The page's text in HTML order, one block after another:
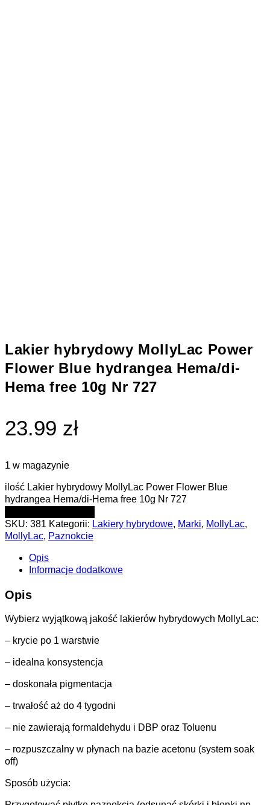
Lakier hybrydowy MollyLac Power
Flower Blue hydrangea Hema/di-
Hema free 10g Nr 727
23.99 zł
1 w magazynie
ilość Lakier hybrydowy MollyLac Power Flower Blue
hydrangea Hema/di-Hema free 10g Nr 727
SKU: 381 Kategorii: Lakiery hybrydowe, Marki, MollyLac,
MollyLac, Paznokcie
Opis
Informacje dodatkowe
Opis
Wybierz wyjątkową jakość lakierów hybrydowych MollyLac:
– krycie po 1 warstwie
– idealna konsystencja
– doskonała pigmentacja
– trwałość aż do 4 tygodni
– nie zawierają formaldehydu i DBP oraz Toluenu
– rozpuszczalny w płynach na bazie acetonu (system soak
off)
Sposób użycia: